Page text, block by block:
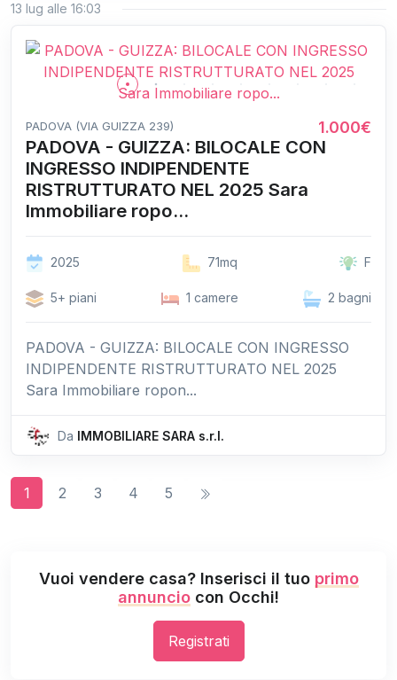
13 lug alle 16:03
PADOVA (VIA GUIZZA 239) 1.000€
PADOVA - GUIZZA: BILOCALE CON
INGRESSO INDIPENDENTE
RISTRUTTURATO NEL 2025 Sara
Immobiliare ropo...
2025 71mq F
5+ piani 1 camere 2 bagni
PADOVA - GUIZZA: BILOCALE CON INGRESSO
INDIPENDENTE RISTRUTTURATO NEL 2025
Sara Immobiliare ropon...
Da IMMOBILIARE SARA s.r.l.
1 2 3 4 5
Vuoi vendere casa? Inserisci il tuo primo
annuncio con Occhi!
Registrati